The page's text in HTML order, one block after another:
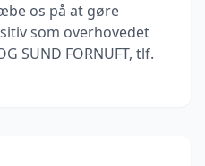
os på at gøre
som overhovedet
SUND FORNUFT, tlf.